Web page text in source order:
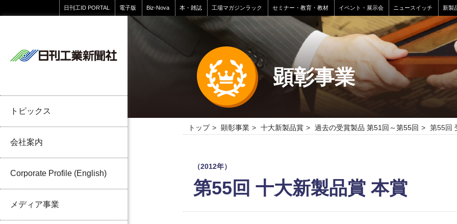
日刊工ID PORTAL 電子版 Biz-Nova 本・雑誌 工場マガジンラック セミナー・教育・教材 イベント・展示会 ニュースイッチ 新製
トピックス
会社案内
Corporate Profile (English)
メディア事業
顕彰事業
トップ 顕彰事業 十大新製品賞 過去の受賞製品 第51回～第55回 第55回
（2012年）
第55回 十大新製品賞 本賞